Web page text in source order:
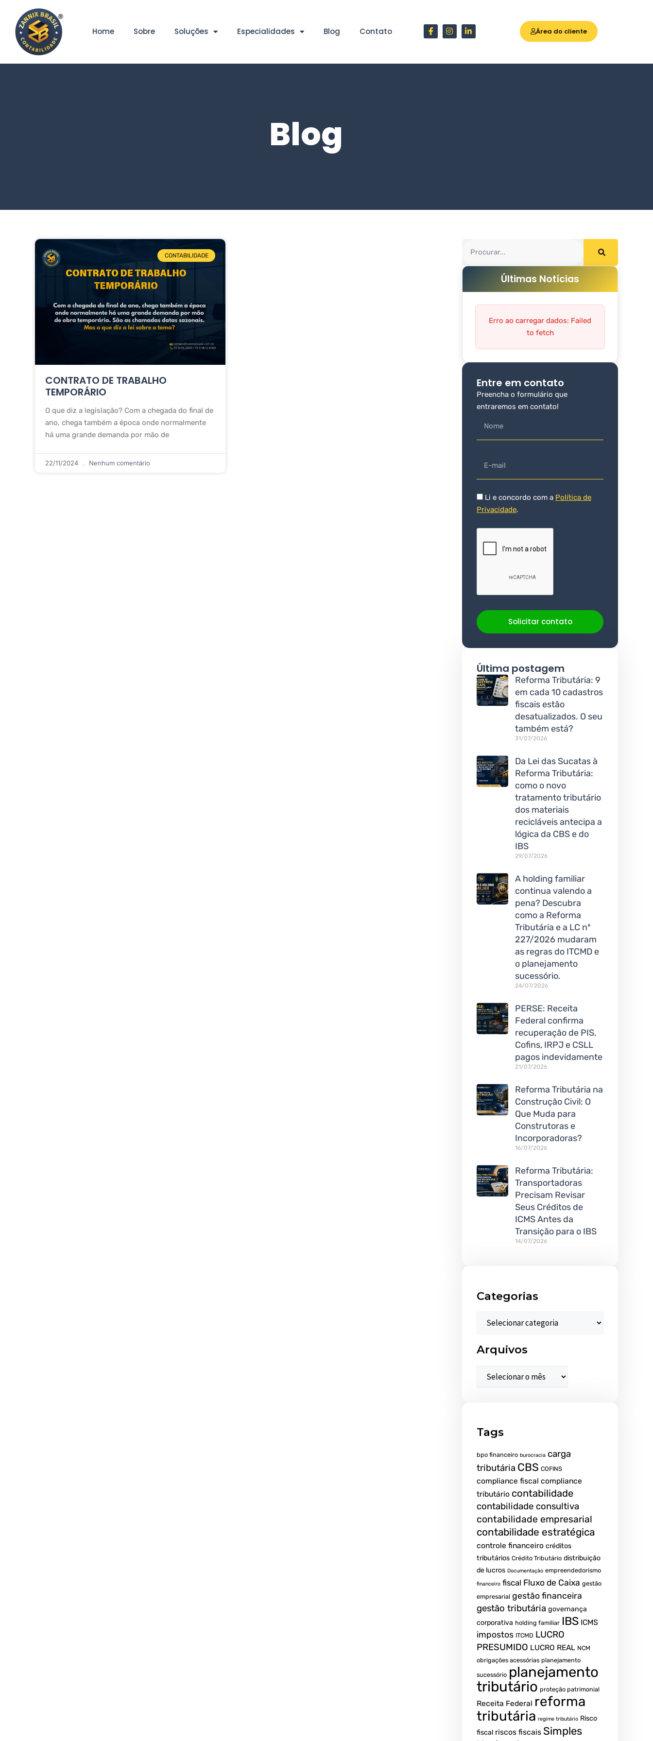
Home Sobre Soluções Especialidades Blog Contato Área do cliente
Blog
CONTABILIDADE
CONTRATO DE TRABALHO
TEMPORÁRIO
O que diz a legislação? Com a chegada do final de
ano, chega também a época onde normalmente
há uma grande demanda por mão de
22/11/2024 Nenhum comentário
Últimas Notícias
Erro ao carregar dados: Failed
to fetch
Entre em contato
Preencha o formulário que
entraremos em contato!
Li e concordo com a Política de
Privacidade.
Solicitar contato
Última postagem
Reforma Tributária: 9
em cada 10 cadastros
fiscais estão
desatualizados. O seu
também está?
31/07/2026
Da Lei das Sucatas à
Reforma Tributária:
como o novo
tratamento tributário
dos materiais
recicláveis antecipa a
lógica da CBS e do
IBS
29/07/2026
A holding familiar
continua valendo a
pena? Descubra
como a Reforma
Tributária e a LC nº
227/2026 mudaram
as regras do ITCMD e
o planejamento
sucessório.
24/07/2026
PERSE: Receita
Federal confirma
recuperação de PIS,
Cofins, IRPJ e CSLL
pagos indevidamente
21/07/2026
Reforma Tributária na
Construção Civil: O
Que Muda para
Construtoras e
Incorporadoras?
16/07/2026
Reforma Tributária:
Transportadoras
Precisam Revisar
Seus Créditos de
ICMS Antes da
Transição para o IBS
14/07/2026
Categorias
Arquivos
Tags
bpo financeiro burocracia carga
tributária CBS COFINS
compliance fiscal compliance
tributário contabilidade
contabilidade consultiva
contabilidade empresarial
contabilidade estratégica
controle financeiro créditos
tributários Crédito Tributário distribuição
de lucros Documentação empreendedorismo
financeiro fiscal Fluxo de Caixa gestão
empresarial gestão financeira
gestão tributária governança
corporativa holding familiar IBS ICMS
impostos ITCMD LUCRO
PRESUMIDO LUCRO REAL NCM
obrigações acessórias planejamento
sucessório planejamento
tributário proteção patrimonial
Receita Federal reforma
tributária regime tributário Risco
fiscal riscos fiscais Simples